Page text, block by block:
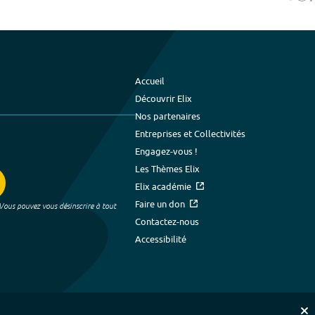
pouvez vous désinscrire à tout
Accueil
Découvrir Elix
Nos partenaires
Entreprises et Collectivités
Engagez-vous !
Les Thèmes Elix
Elix académie
Faire un don
Contactez-nous
Accessibilité